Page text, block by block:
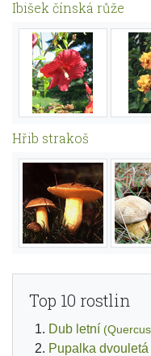
Ibišek čínská růže
Hřib strakoš
Top 10 rostlin
Dub letní
Pupalka dvouletá